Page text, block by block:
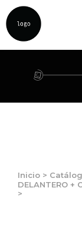
Inicio >
DELANTERO +
>